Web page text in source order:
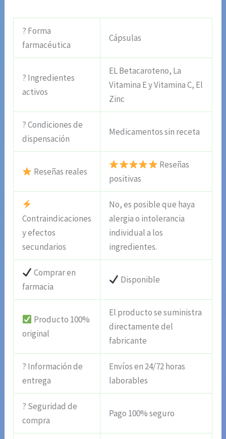
? Forma
farmacéutica
Cápsulas
? Ingredientes
activos
EL Betacaroteno, La
Vitamina E y Vitamina C, El
Zinc
? Condiciones de
dispensación
Medicamentos sin receta
Reseñas reales
Reseñas
positivas
Contraindicaciones
y efectos
secundarios
No, es posible que haya
alergia o intolerancia
individual a los
ingredientes.
Comprar en
farmacia
Disponible
Producto 100%
original
El producto se suministra
directamente del
fabricante
? Información de
entrega
Envíos en 24/72 horas
laborables
? Seguridad de
compra
Pago 100% seguro